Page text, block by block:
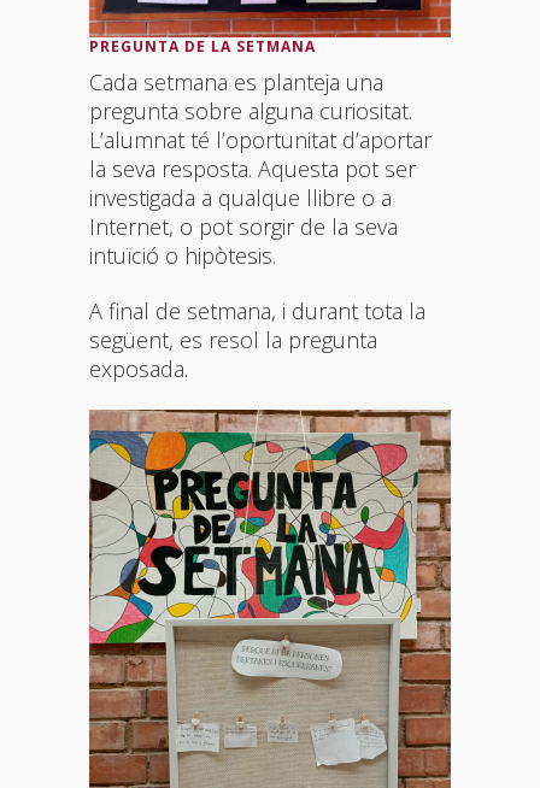
PREGUNTA DE LA SETMANA
Cada setmana es planteja una
pregunta sobre alguna curiositat.
L’alumnat té l’oportunitat d’aportar
la seva resposta. Aquesta pot ser
investigada a qualque llibre o a
Internet, o pot sorgir de la seva
intuïció o hipòtesis.
A final de setmana, i durant tota la
següent, es resol la pregunta
exposada.